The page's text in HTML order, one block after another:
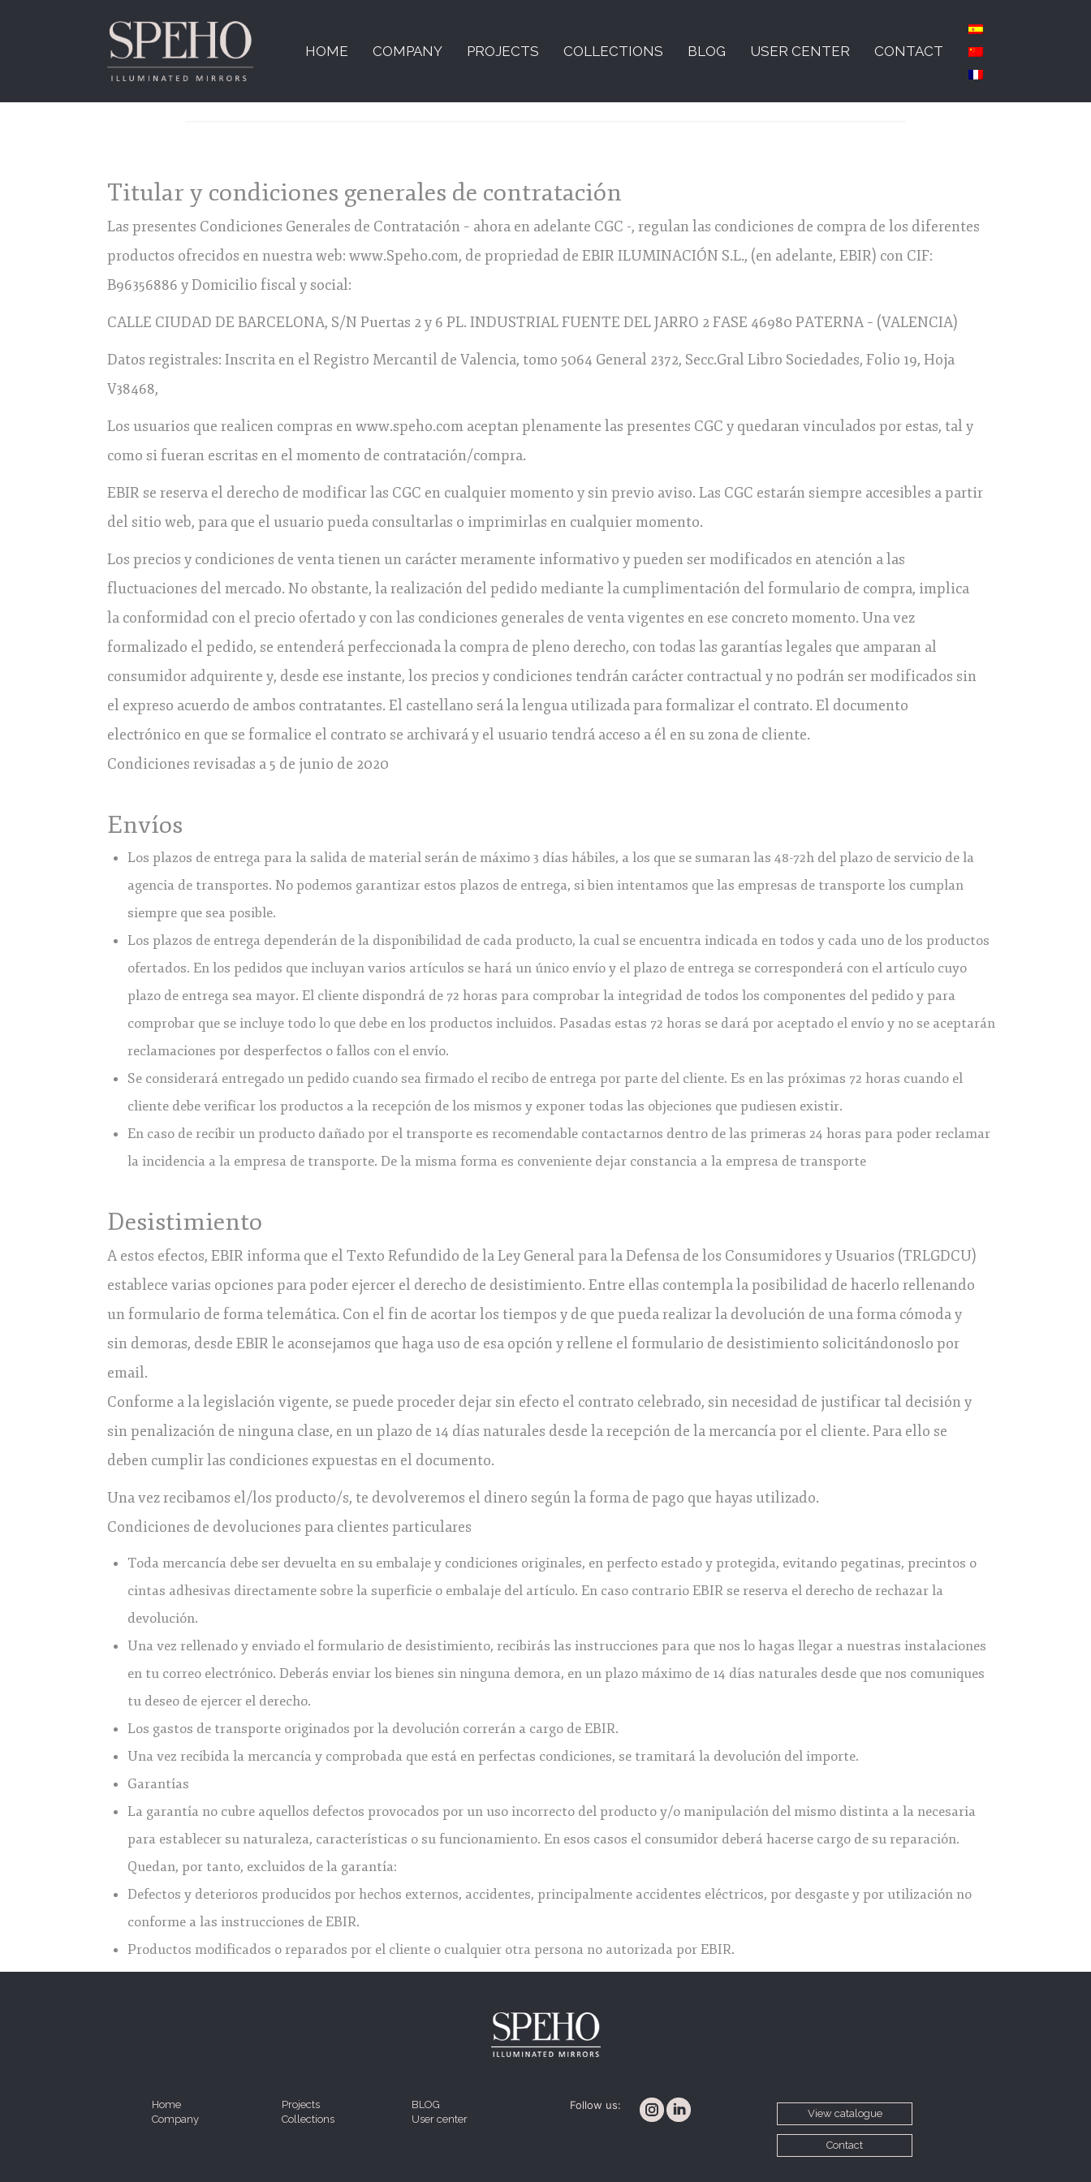
HOME COMPANY PROJECTS COLLECTIONS BLOG USER CENTER CONTACT
Titular y condiciones generales de contratación
Las presentes Condiciones Generales de Contratación – ahora en adelante CGC -, regulan las condiciones de compra de los diferentes
productos ofrecidos en nuestra web: www.Speho.com, de propriedad de EBIR ILUMINACIÓN S.L., (en adelante, EBIR) con CIF:
B96356886 y Domicilio fiscal y social:
CALLE CIUDAD DE BARCELONA, S/N Puertas 2 y 6 PL. INDUSTRIAL FUENTE DEL JARRO 2 FASE 46980 PATERNA – (VALENCIA)
Datos registrales: Inscrita en el Registro Mercantil de Valencia, tomo 5064 General 2372, Secc.Gral Libro Sociedades, Folio 19, Hoja
V38468,
Los usuarios que realicen compras en www.speho.com aceptan plenamente las presentes CGC y quedaran vinculados por estas, tal y
como si fueran escritas en el momento de contratación/compra.
EBIR se reserva el derecho de modificar las CGC en cualquier momento y sin previo aviso. Las CGC estarán siempre accesibles a partir
del sitio web, para que el usuario pueda consultarlas o imprimirlas en cualquier momento.
Los precios y condiciones de venta tienen un carácter meramente informativo y pueden ser modificados en atención a las
fluctuaciones del mercado. No obstante, la realización del pedido mediante la cumplimentación del formulario de compra, implica
la conformidad con el precio ofertado y con las condiciones generales de venta vigentes en ese concreto momento. Una vez
formalizado el pedido, se entenderá perfeccionada la compra de pleno derecho, con todas las garantías legales que amparan al
consumidor adquirente y, desde ese instante, los precios y condiciones tendrán carácter contractual y no podrán ser modificados sin
el expreso acuerdo de ambos contratantes. El castellano será la lengua utilizada para formalizar el contrato. El documento
electrónico en que se formalice el contrato se archivará y el usuario tendrá acceso a él en su zona de cliente.
Condiciones revisadas a 5 de junio de 2020
Envíos
Los plazos de entrega para la salida de material serán de máximo 3 días hábiles, a los que se sumaran las 48-72h del plazo de servicio de la
agencia de transportes. No podemos garantizar estos plazos de entrega, si bien intentamos que las empresas de transporte los cumplan
siempre que sea posible.
Los plazos de entrega dependerán de la disponibilidad de cada producto, la cual se encuentra indicada en todos y cada uno de los productos
ofertados. En los pedidos que incluyan varios artículos se hará un único envío y el plazo de entrega se corresponderá con el artículo cuyo
plazo de entrega sea mayor. El cliente dispondrá de 72 horas para comprobar la integridad de todos los componentes del pedido y para
comprobar que se incluye todo lo que debe en los productos incluidos. Pasadas estas 72 horas se dará por aceptado el envío y no se aceptarán
reclamaciones por desperfectos o fallos con el envío.
Se considerará entregado un pedido cuando sea firmado el recibo de entrega por parte del cliente. Es en las próximas 72 horas cuando el
cliente debe verificar los productos a la recepción de los mismos y exponer todas las objeciones que pudiesen existir.
En caso de recibir un producto dañado por el transporte es recomendable contactarnos dentro de las primeras 24 horas para poder reclamar
la incidencia a la empresa de transporte. De la misma forma es conveniente dejar constancia a la empresa de transporte
Desistimiento
A estos efectos, EBIR informa que el Texto Refundido de la Ley General para la Defensa de los Consumidores y Usuarios (TRLGDCU)
establece varias opciones para poder ejercer el derecho de desistimiento. Entre ellas contempla la posibilidad de hacerlo rellenando
un formulario de forma telemática. Con el fin de acortar los tiempos y de que pueda realizar la devolución de una forma cómoda y
sin demoras, desde EBIR le aconsejamos que haga uso de esa opción y rellene el formulario de desistimiento solicitándonoslo por
email.
Conforme a la legislación vigente, se puede proceder dejar sin efecto el contrato celebrado, sin necesidad de justificar tal decisión y
sin penalización de ninguna clase, en un plazo de 14 días naturales desde la recepción de la mercancía por el cliente. Para ello se
deben cumplir las condiciones expuestas en el documento.
Una vez recibamos el/los producto/s, te devolveremos el dinero según la forma de pago que hayas utilizado.
Condiciones de devoluciones para clientes particulares
Toda mercancía debe ser devuelta en su embalaje y condiciones originales, en perfecto estado y protegida, evitando pegatinas, precintos o
cintas adhesivas directamente sobre la superficie o embalaje del artículo. En caso contrario EBIR se reserva el derecho de rechazar la
devolución.
Una vez rellenado y enviado el formulario de desistimiento, recibirás las instrucciones para que nos lo hagas llegar a nuestras instalaciones
en tu correo electrónico. Deberás enviar los bienes sin ninguna demora, en un plazo máximo de 14 días naturales desde que nos comuniques
tu deseo de ejercer el derecho.
Los gastos de transporte originados por la devolución correrán a cargo de EBIR.
Una vez recibida la mercancía y comprobada que está en perfectas condiciones, se tramitará la devolución del importe.
Garantías
La garantía no cubre aquellos defectos provocados por un uso incorrecto del producto y/o manipulación del mismo distinta a la necesaria
para establecer su naturaleza, características o su funcionamiento. En esos casos el consumidor deberá hacerse cargo de su reparación.
Quedan, por tanto, excluidos de la garantía:
Defectos y deterioros producidos por hechos externos, accidentes, principalmente accidentes eléctricos, por desgaste y por utilización no
conforme a las instrucciones de EBIR.
Productos modificados o reparados por el cliente o cualquier otra persona no autorizada por EBIR.
Home
Company
Projects
Collections
BLOG
User center
Follow us:
View catalogue
Contact